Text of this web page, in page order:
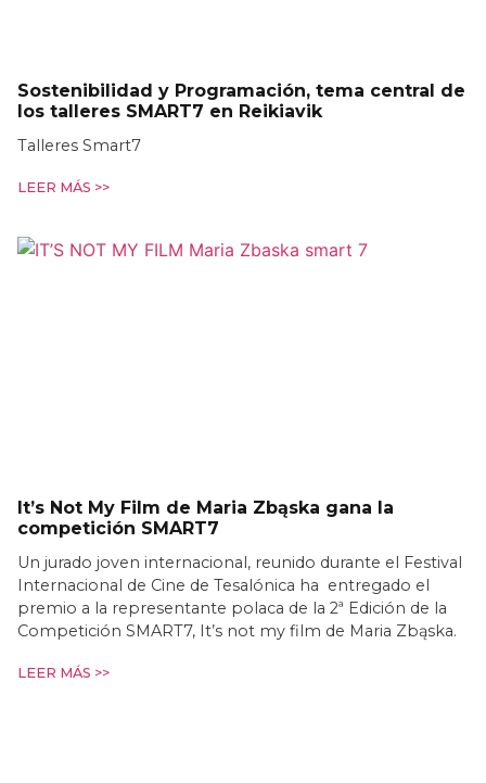
Sostenibilidad y Programación, tema central de
los talleres SMART7 en Reikiavik
Talleres Smart7
LEER MÁS >>
It’s Not My Film de Maria Zbąska gana la
competición SMART7
Un jurado joven internacional, reunido durante el Festival
Internacional de Cine de Tesalónica ha entregado el
premio a la representante polaca de la 2ª Edición de la
Competición SMART7, It’s not my film de Maria Zbąska.
LEER MÁS >>